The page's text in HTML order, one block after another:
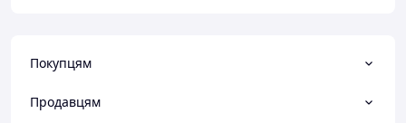
Покупцям
Продавцям